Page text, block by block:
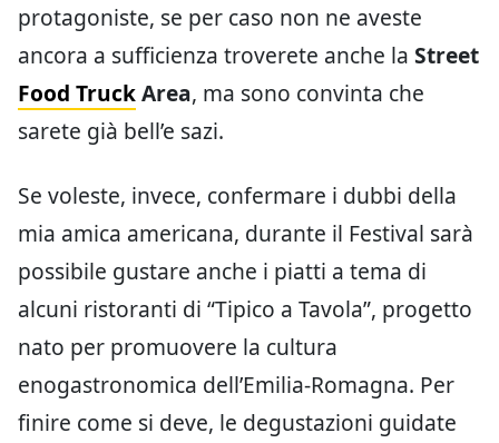
protagoniste, se per caso non ne aveste
ancora a sufficienza troverete anche la Street
Food TruckArea, ma sono convinta che
sarete già bell’e sazi.
Se voleste, invece, confermare i dubbi della
mia amica americana, durante il Festival sarà
possibile gustare anche i piatti a tema di
alcuni ristoranti di “Tipico a Tavola”, progetto
nato per promuovere la cultura
enogastronomica dell’Emilia-Romagna. Per
finire come si deve, le degustazioni guidate